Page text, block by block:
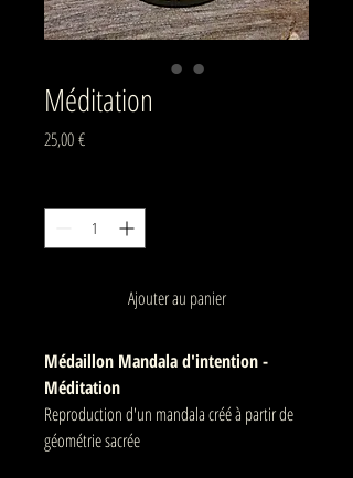
Méditation
25,00 €Prix
Ajouter au panier
Médaillon Mandala d'intention -
Méditation
Reproduction d'un mandala créé à partir de
géométrie sacrée